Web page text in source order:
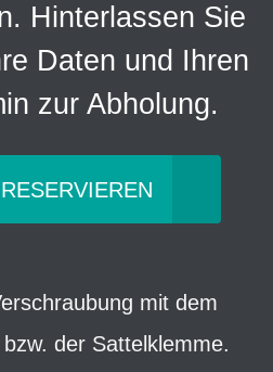
Hinterlassen Sie
Daten und Ihren
zur Abholung.
mit dem
der Sattelklemme.